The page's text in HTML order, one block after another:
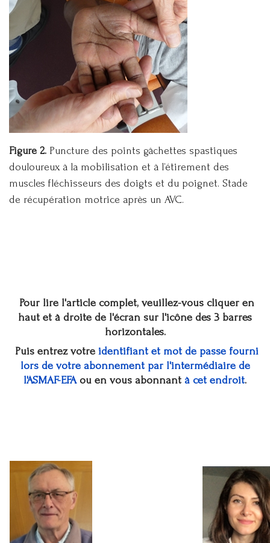
Figure 2. Puncture des points gâchettes spastiques
douloureux à la mobilisation et à l’étirement des
muscles fléchisseurs des doigts et du poignet. Stade
de récupération motrice après un AVC.
Pour lire l'article complet, veuillez-vous cliquer en
haut et à droite de l'écran sur l'icône des 3 barres
horizontales.
Puis entrez votreidentifiant et mot de passe fourni
lors de votre abonnement par l'intermédiaire de
l'ASMAF-EFAou en vous abonnant à cet endroit.